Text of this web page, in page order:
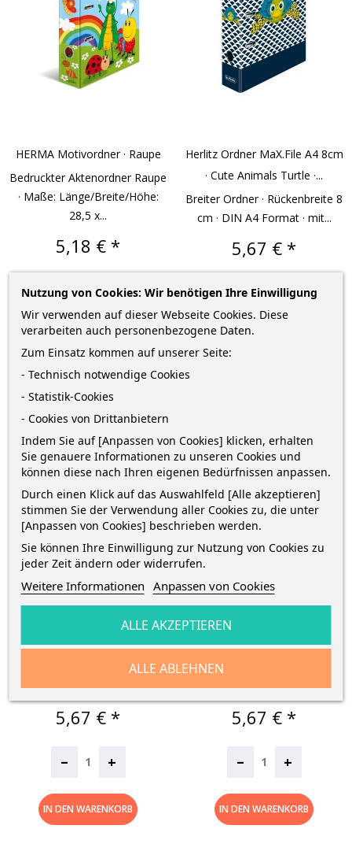
HERMA Motivordner · Raupe
Bedruckter Aktenordner Raupe
· Maße: Länge/Breite/Höhe:
28,5 x...
Preis
5,18 € *
– +
IN DEN WARENKORB
Herlitz Ordner MaX.file A4 8cm
· Cute Animals Turtle ·...
Breiter Ordner · Rückenbreite 8
cm · DIN A4 Format · mit...
Preis
5,67 € *
– +
Herlitz Ordner MaX.file A4 8cm
· Cute Animals Turtle · Zebra
Breiter Ordner · Rückenbreite 8
cm · DIN A4 Format · mit...
Preis
5,67 € *
– +
IN DEN WARENKORB
Herlitz Ordner MaX.file A4 8cm
· Cute Animals Turtle · Koala
Breiter Ordner · Rückenbreite 8
cm · DIN A4 Format · mit...
Preis
5,67 € *
– +
IN DEN WARENKORB
Nutzung von Cookies: Wir benötigen Ihre Einwilligung
Wir verwenden auf dieser Webseite Cookies. Diese
verarbeiten auch personenbezogene Daten.
Zum Einsatz kommen auf unserer Seite:
- Technisch notwendige Cookies
- Statistik-Cookies
- Cookies von Drittanbietern
Indem Sie auf [Anpassen von Cookies] klicken, erhalten
Sie genauere Informationen zu unseren Cookies und
können diese nach Ihren eigenen Bedürfnissen anpassen.
Durch einen Klick auf das Auswahlfeld [Alle akzeptieren]
stimmen Sie der Verwendung aller Cookies zu, die unter
[Anpassen von Cookies] beschrieben werden.
Sie können Ihre Einwilligung zur Nutzung von Cookies zu
jeder Zeit ändern oder widerrufen.
Weitere Informationen Anpassen von Cookies
ALLE ABLEHNEN
ALLE AKZEPTIEREN